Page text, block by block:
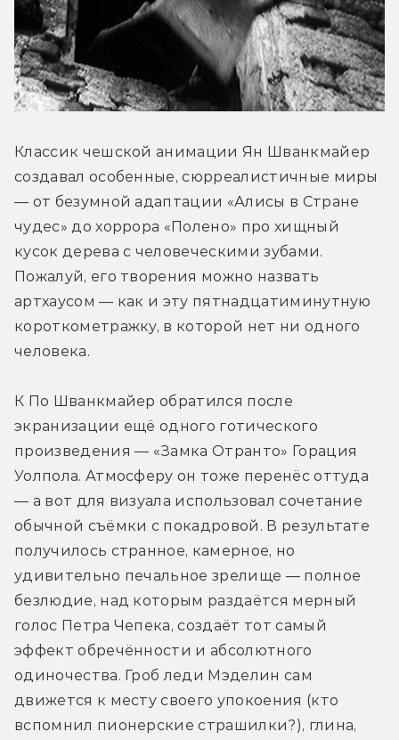
Классик чешской анимации Ян Шванкмайер
создавал особенные, сюрреалистичные миры
— от безумной адаптации «Алисы в Стране
чудес» до хоррора «Полено» про хищный
кусок дерева с человеческими зубами.
Пожалуй, его творения можно назвать
артхаусом — как и эту пятнадцатиминутную
короткометражку, в которой нет ни одного
человека.
К По Шванкмайер обратился после
экранизации ещё одного готического
произведения — «Замка Отранто» Горация
Уолпола. Атмосферу он тоже перенёс оттуда
— а вот для визуала использовал сочетание
обычной съёмки с покадровой. В результате
получилось странное, камерное, но
удивительно печальное зрелище — полное
безлюдие, над которым раздаётся мерный
голос Петра Чепека, создаёт тот самый
эффект обречённости и абсолютного
одиночества. Гроб леди Мэделин сам
движется к месту своего упокоения (кто
вспомнил пионерские страшилки?), глина,